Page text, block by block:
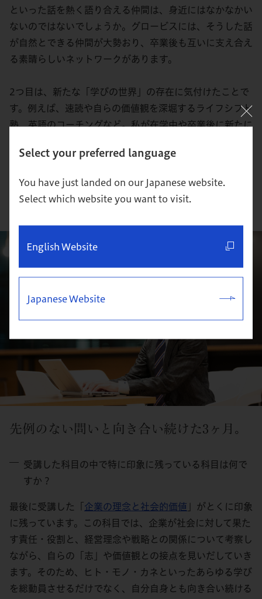
Select your preferred language
You have just landed on our Japanese website.
Select which website you want to visit.
English Website
Japanese Website
といった話を熱く語り合える仲間は、身近にはなかなかい
ないのではないでしょうか。グロービスには、そうした話
が自然とできる仲間が大勢おり、卒業後も互いに支え合え
る素晴らしいネットワークがあります。
2つ目は、新たな「学びの世界」の存在に気付けたことで
す。例えば、速読や自らの価値観を深堀するライフシフト
塾、英語のコーチングなど。私が在学中や卒業後に新たに
業として手掛けているものです。グロービスで学ぶと「学
ことができます。
先例のない問いと向き合い続けた3ヶ月。
受講した科目の中で特に印象に残っている科目は何で
すか？
最後に受講した「 企業の理念と社会的価値 」がとくに印象
に残っています。この科目では、企業が社会に対して果た
す責任・役割と、経営理念や戦略との関係について考察し
ながら、自らの「志」や価値観との接点を見いだしていき
ます。そのため、ヒト・モノ・カネといったあらゆる学び
を総動員させるだけでなく、自分自身とも向き合い続ける